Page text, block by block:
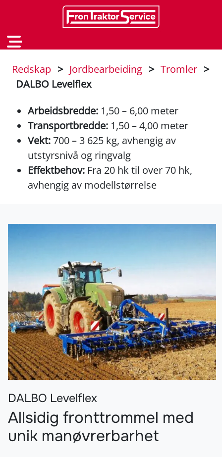
Redskap > Jordbearbeiding > Tromler >
DALBO Levelflex
Arbeidsbredde: 1,50 – 6,00 meter
Transportbredde: 1,50 – 4,00 meter
Vekt: 700 – 3 625 kg, avhengig av
utstyrsnivå og ringvalg
Effektbehov: Fra 20 hk til over 70 hk,
avhengig av modellstørrelse
DALBO Levelflex
Allsidig fronttrommel med
unik manøvrerbarhet